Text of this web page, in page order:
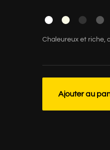
Chaleureux et riche,
Ajouter au